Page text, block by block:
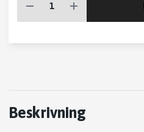
Beskrivning